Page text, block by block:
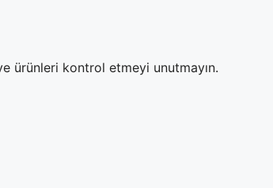
ürünleri kontrol etmeyi unutmayın.